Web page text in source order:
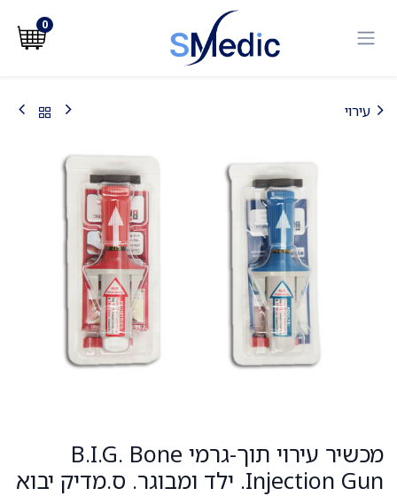
0
עירוי
מכשיר עירוי תוך-גרמי B.I.G. Bone
Injection Gun. ילד ומבוגר. ס.מדיק יבוא